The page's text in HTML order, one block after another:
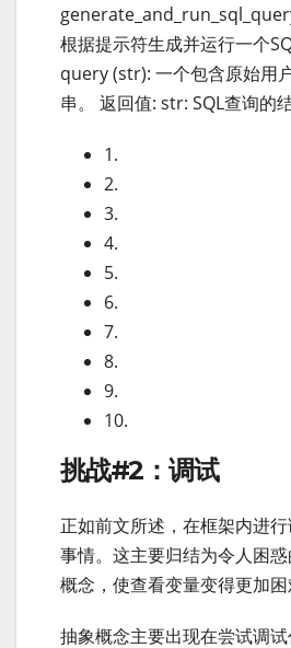
根据提示符生成并运行一个
query (str): 一个包含原始用
串。 返回值: str: SQL查询的
1.
2.
3.
4.
5.
6.
7.
8.
9.
10.
挑战#2：调试
正如前文所述，在框架内进
事情。这主要归结为令人困
概念，使查看变量变得更加困
抽象概念主要出现在尝试调